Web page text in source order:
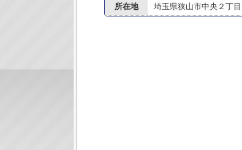
所在地
埼玉県狭山市中央２丁